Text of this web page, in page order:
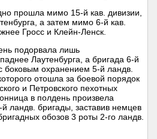
прошла мимо 15-й кав. дивизии,
а затем мимо 6-й кав.
Гросс и Клейн-Ленск.
подорвала лишь
Лаутенбурга, а бригада 6-й
боковым охранением 5-й ландв.
отошла за боевой порядок
и Петровского пехотных
в полдень произвела
ландв. бригады, заставив немцев
обозов 3 роты 2-го ландв.